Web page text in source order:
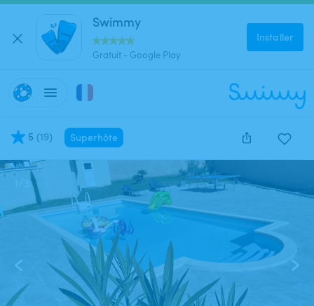
Swimmy
Gratuit - Google Play
Installer
5 (19) Superhôte